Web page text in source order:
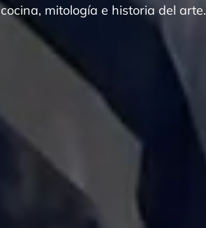
cocina, mitología e historia del arte.